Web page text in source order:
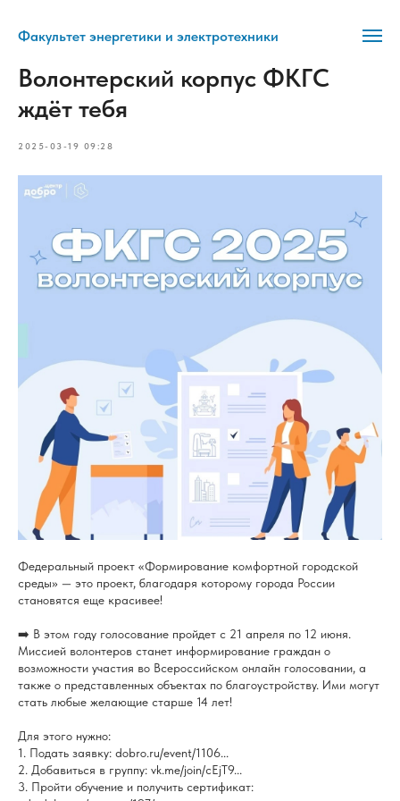
Факультет энергетики и электротехники
Волонтерский корпус ФКГС
ждёт тебя
2025-03-19 09:28
Федеральный проект «Формирование комфортной городской
среды» — это проект, благодаря которому города России
становятся еще красивее!
➡️ В этом году голосование пройдет с 21 апреля по 12 июня.
Миссией волонтеров станет информирование граждан о
возможности участия во Всероссийском онлайн голосовании, а
также о представленных объектах по благоустройству. Ими могут
стать любые желающие старше 14 лет!
Для этого нужно:
1. Подать заявку: dobro.ru/event/1106...
2. Добавиться в группу: vk.me/join/cEjT9...
3. Пройти обучение и получить сертификат: